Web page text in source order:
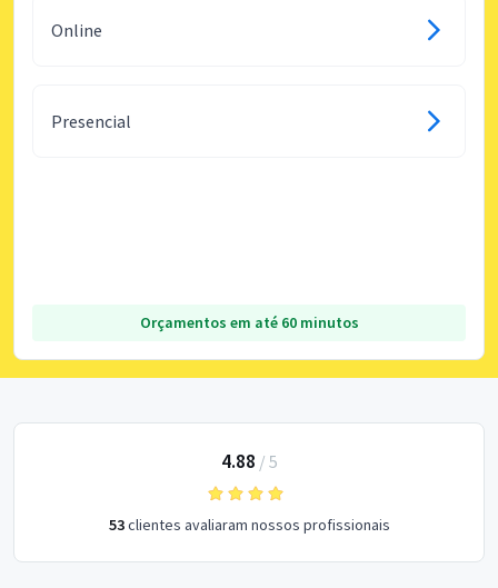
Online
Presencial
Orçamentos em até 60 minutos
4.88 / 5
53clientes avaliaram nossos profissionais